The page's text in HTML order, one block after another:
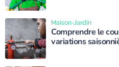
Comprendre le
variations
Maison-Jardin